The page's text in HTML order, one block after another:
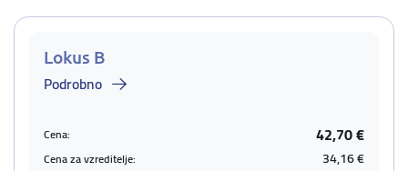
Lokus B
Podrobno
Cena: 42,70 €
Cena za vzreditelje: 34,16 €